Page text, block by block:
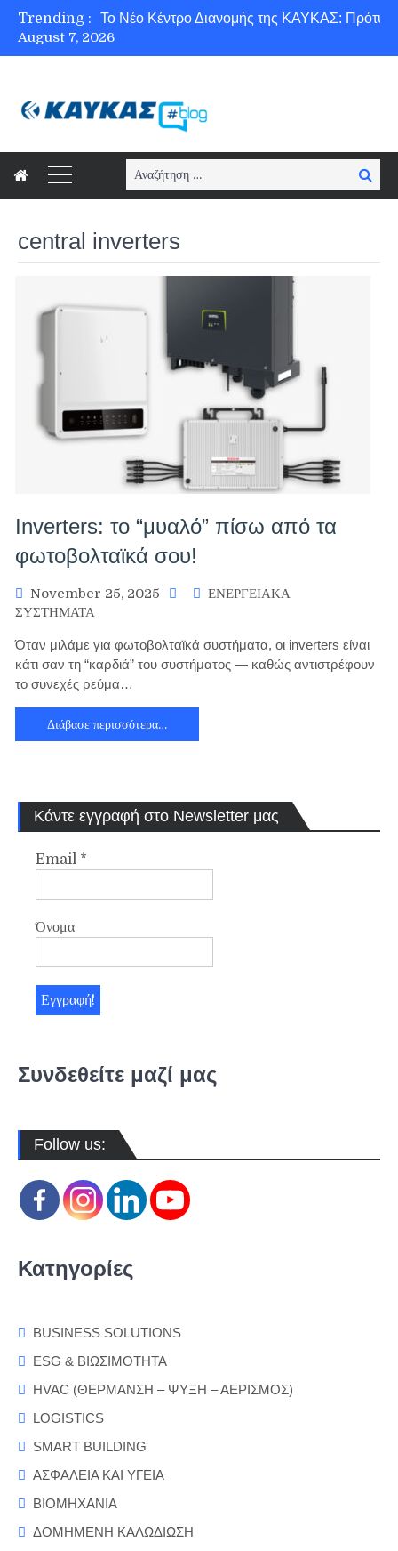
Trending :
Ασφάλεια στο Διαδίκτυο για όλους!
August 7, 2026
Search
for:
central inverters
Inverters: το “μυαλό” πίσω από τα
φωτοβολταϊκά σου!
November 25, 2025
ΕΝΕΡΓΕΙΑΚΑ
ΣΥΣΤΗΜΑΤΑ
Όταν μιλάμε για φωτοβολταϊκά συστήματα, οι inverters είναι
κάτι σαν τη “καρδιά” του συστήματος — καθώς αντιστρέφουν
το συνεχές ρεύμα…
Διάβασε περισσότερα…
Κάντε εγγραφή στο Newsletter μας
Email *
Όνομα
Συνδεθείτε μαζί μας
Follow us:
Κατηγορίες
BUSINESS SOLUTIONS
ESG & ΒΙΩΣΙΜΟΤΗΤΑ
HVAC (ΘΕΡΜΑΝΣΗ – ΨΥΞΗ – ΑΕΡΙΣΜΟΣ)
LOGISTICS
SMART BUILDING
ΑΣΦΑΛΕΙΑ ΚΑΙ ΥΓΕΙΑ
ΒΙΟΜΗΧΑΝΙΑ
ΔΟΜΗΜΕΝΗ ΚΑΛΩΔΙΩΣΗ